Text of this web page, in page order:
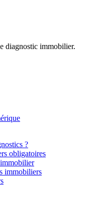
diagnostic immobilier.
?
obligatoires
immobiliers